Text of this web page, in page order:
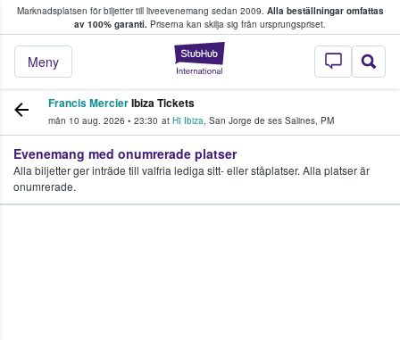
Marknadsplatsen för biljetter till liveevenemang sedan 2009. Alla beställningar omfattas
av 100% garanti. Priserna kan skilja sig från ursprungspriset.
StubHub – där
Meny
köper och säljer biljetter.
Francis MercierIbiza Tickets
mån 10 aug. 2026 • 23:30 at Hï Ibiza, San Jorge de ses Salines, PM
Evenemang med onumrerade platser
Alla biljetter ger inträde till valfria lediga sitt- eller ståplatser. Alla platser är
onumrerade.